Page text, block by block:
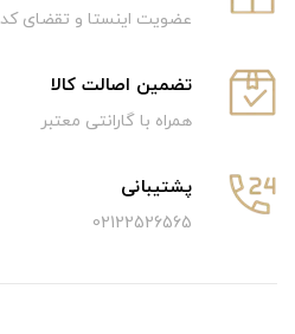
عضویت اینستا و تقضای کد
تضمین اصالت کالا
همراه با گارانتی معتبر
پشتیبانی
02122526565